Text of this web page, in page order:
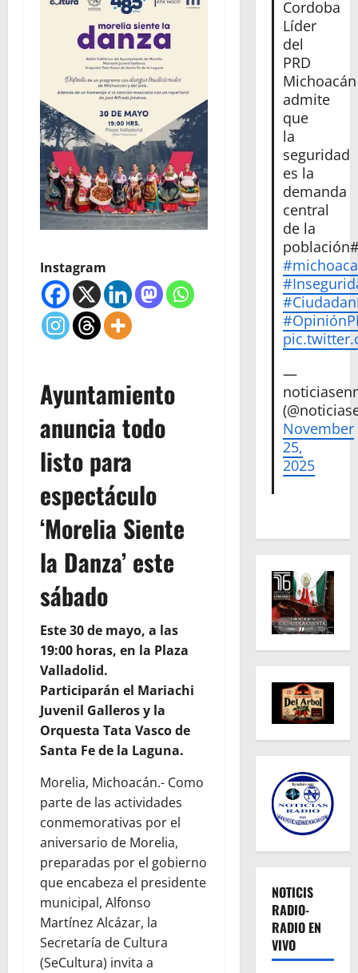
Instagram
Ayuntamiento
anuncia todo
listo para
espectáculo
‘Morelia Siente
la Danza’ este
sábado
Este 30 de mayo, a las
19:00 horas, en la Plaza
Valladolid.
Participarán el Mariachi
Juvenil Galleros y la
Orquesta Tata Vasco de
Santa Fe de la Laguna.
Morelia, Michoacán.- Como
parte de las actividades
conmemorativas por el
aniversario de Morelia,
preparadas por el gobierno
que encabeza el presidente
municipal, Alfonso
Martínez Alcázar, la
Secretaría de Cultura
(SeCultura) invita a
Cordoba
Líder
del
PRD
Michoacán
admite
que
la
seguridad
es la
demanda
central
de la
—
November
25,
2025
NOTICIS
RADIO-
RADIO EN
VIVO